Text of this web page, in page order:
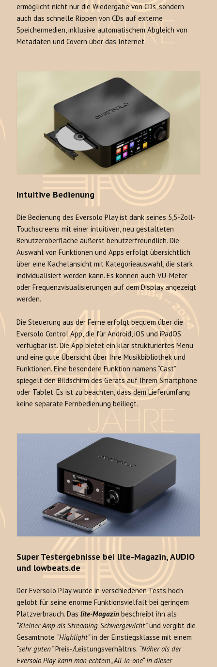
ermöglicht nicht nur die Wiedergabe von CDs, sondern
auch das schnelle Rippen von CDs auf externe
Speichermedien, inklusive automatischem Abgleich von
Metadaten und Covern über das Internet.
Intuitive Bedienung
Die Bedienung des Eversolo Play ist dank seines 5,5-Zoll-
Touchscreens mit einer intuitiven, neu gestalteten
Benutzeroberfläche äußerst benutzerfreundlich. Die
Auswahl von Funktionen und Apps erfolgt übersichtlich
über eine Kachelansicht mit Kategorieauswahl, die stark
individualisiert werden kann. Es können auch VU-Meter
oder Frequenzvisualisierungen auf dem Display angezeigt
werden.
Die Steuerung aus der Ferne erfolgt bequem über die
Eversolo Control App, die für Android, iOS und iPadOS
verfügbar ist. Die App bietet ein klar strukturiertes Menü
und eine gute Übersicht über Ihre Musikbibliothek und
Funktionen. Eine besondere Funktion namens “Cast”
spiegelt den Bildschirm des Geräts auf Ihrem Smartphone
oder Tablet. Es ist zu beachten, dass dem Lieferumfang
keine separate Fernbedienung beiliegt.
Super Testergebnisse bei lite-Magazin, AUDIO
und lowbeats.de
Der Eversolo Play wurde in verschiedenen Tests hoch
gelobt für seine enorme Funktionsvielfalt bei geringem
Platzverbrauch. Daslite-Magazin beschreibt ihn als
“Kleiner Amp als Streaming-Schwergewicht”und vergibt die
Gesamtnote “Highlight”in der Einstiegsklasse mit einem
“sehr guten”Preis-/Leistungsverhältnis. “Näher als der
Eversolo Play kann man echtem „All-in-one“ in dieser